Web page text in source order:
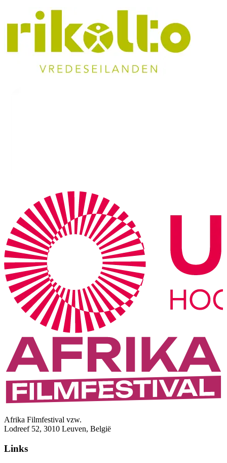
Afrika Filmfestival vzw.
Lodreef 52, 3010 Leuven, België
Links